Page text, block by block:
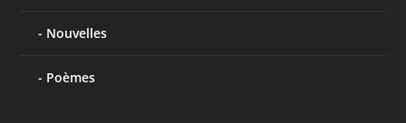
Nouvelles
Poèmes